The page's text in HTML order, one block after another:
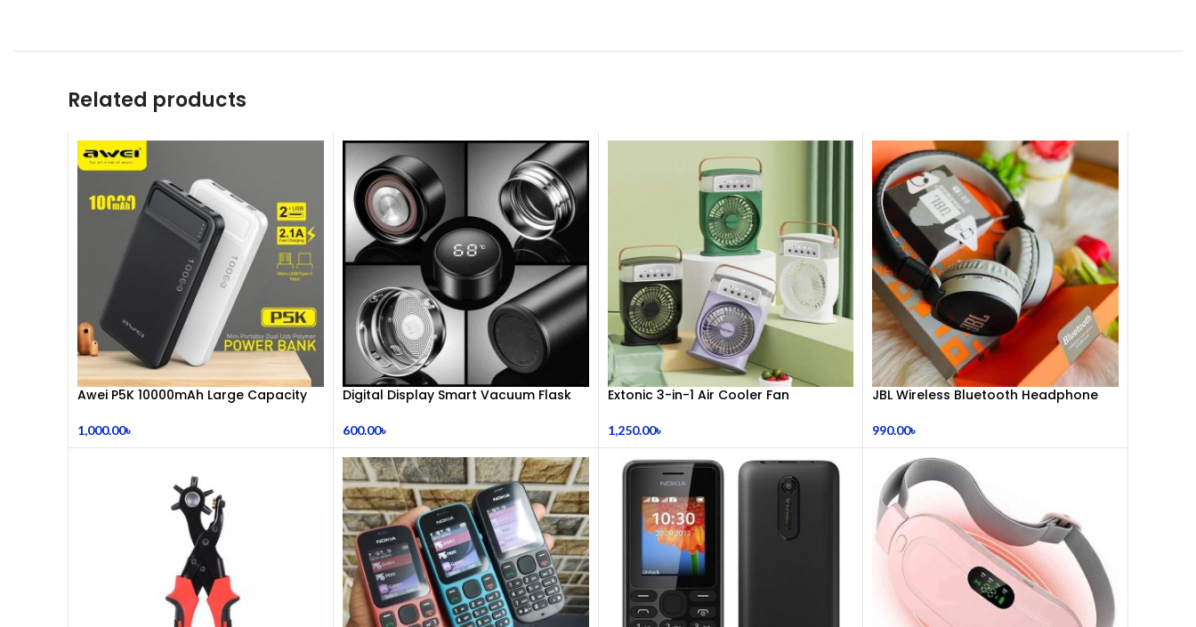
Related products
Awei P5K 10000mAh Large Capacity
1,000.00৳
Digital Display Smart Vacuum Flask
600.00৳
Extonic 3-in-1 Air Cooler Fan
1,250.00৳
JBL Wireless Bluetooth Headphone
990.00৳